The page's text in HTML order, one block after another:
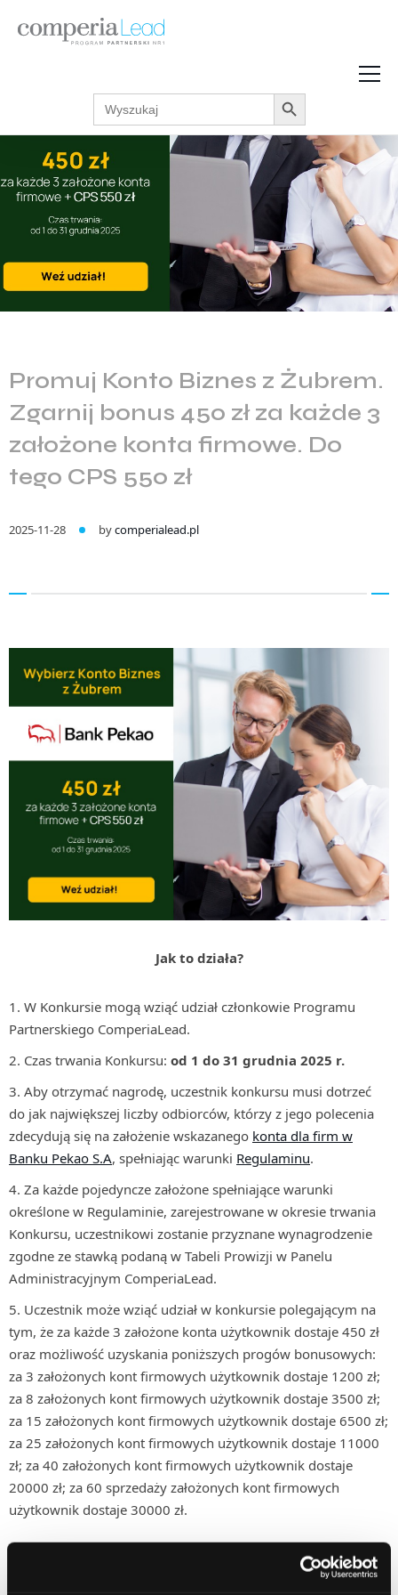
Strefa Wiedzy
Podcasty
Zarabiaj w internecie
Akcje promocyjne
Search
for:
Search Button
Promuj Konto Biznes z Żubrem.
Zgarnij bonus 450 zł za każde 3
założone konta firmowe. Do
tego CPS 550 zł
2025-11-28 bycomperialead.pl
Jak to działa?
W Konkursie mogą wziąć udział członkowie Programu
Partnerskiego ComperiaLead.
Czas trwania Konkursu: od 1 do 31 grudnia 2025 r.
Aby otrzymać nagrodę, uczestnik konkursu musi dotrzeć
do jak największej liczby odbiorców, którzy z jego polecenia
zdecydują się na założenie wskazanego konta dla firm w
Banku Pekao S.A, spełniając warunki Regulaminu.
Za każde pojedyncze założone spełniające warunki
określone w Regulaminie, zarejestrowane w okresie trwania
Konkursu, uczestnikowi zostanie przyznane wynagrodzenie
zgodne ze stawką podaną w Tabeli Prowizji w Panelu
Administracyjnym ComperiaLead.
Uczestnik może wziąć udział w konkursie polegającym na
tym, że za każde 3 założone konta użytkownik dostaje 450 zł
oraz możliwość uzyskania poniższych progów bonusowych:
za 3 założonych kont firmowych użytkownik dostaje 1200 zł;
za 8 założonych kont firmowych użytkownik dostaje 3500 zł;
za 15 założonych kont firmowych użytkownik dostaje 6500 zł;
za 25 założonych kont firmowych użytkownik dostaje 11000
zł; za 40 założonych kont firmowych użytkownik dostaje
20000 zł; za 60 sprzedaży założonych kont firmowych
użytkownik dostaje 30000 zł.